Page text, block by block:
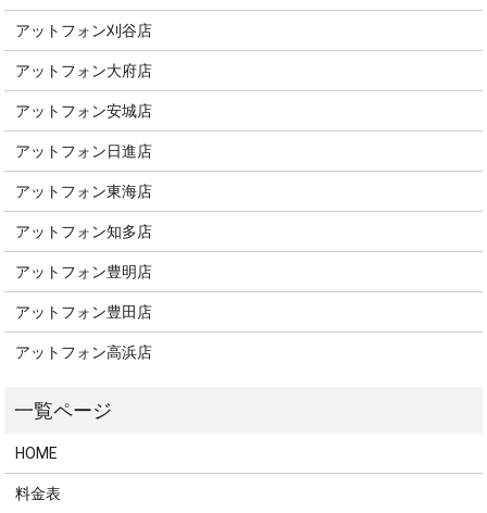
アットフォン刈谷店
アットフォン大府店
アットフォン安城店
アットフォン日進店
アットフォン東海店
アットフォン知多店
アットフォン豊明店
アットフォン豊田店
アットフォン高浜店
HOME
料金表